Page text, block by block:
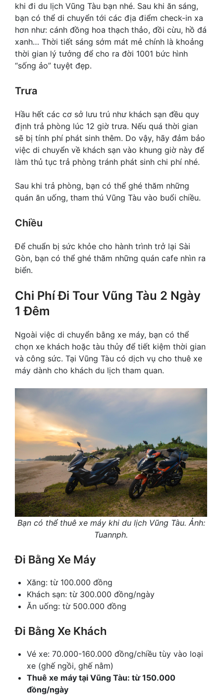
khi đi du lịch Vũng Tàu bạn nhé. Sau khi ăn sáng,
bạn có thể di chuyển tới các địa điểm check-in xa
hơn như: cánh đồng hoa thạch thảo, đồi cừu, hồ đá
xanh… Thời tiết sáng sớm mát mẻ chính là khoảng
thời gian lý tưởng để cho ra đời 1001 bức hình
“sống ảo” tuyệt đẹp.
Trưa
Hầu hết các cơ sở lưu trú như khách sạn đều quy
định trả phòng lúc 12 giờ trưa. Nếu quá thời gian
sẽ bị tính phí phát sinh thêm. Do vậy, hãy đảm bảo
việc di chuyển về khách sạn vào khung giờ này để
làm thủ tục trả phòng tránh phát sinh chi phí nhé.
Sau khi trả phòng, bạn có thể ghé thăm những
quán ăn uống, tham thú Vũng Tàu vào buổi chiều.
Chiều
Để chuẩn bị sức khỏe cho hành trình trở lại Sài
Gòn, bạn có thể ghé thăm những quán cafe nhìn ra
biển.
Chi Phí Đi Tour Vũng Tàu 2 Ngày
1 Đêm
Ngoài việc di chuyển bằng xe máy, bạn có thể
chọn xe khách hoặc tàu thủy để tiết kiệm thời gian
và công sức. Tại Vũng Tàu có dịch vụ cho thuê xe
máy dành cho khách du lịch tham quan.
Bạn có thể thuê xe máy khi du lịch Vũng Tàu. Ảnh:
Tuannph.
Đi Bằng Xe Máy
Xăng: từ 100.000 đồng
Khách sạn: từ 300.000 đồng/ngày
Ăn uống: từ 500.000 đồng
Đi Bằng Xe Khách
Vé xe: 70.000-160.000 đồng/chiều tùy vào loại
xe (ghế ngồi, ghế nằm)
Thuê xe máy tại Vũng Tàu: từ 150.000
đồng/ngày